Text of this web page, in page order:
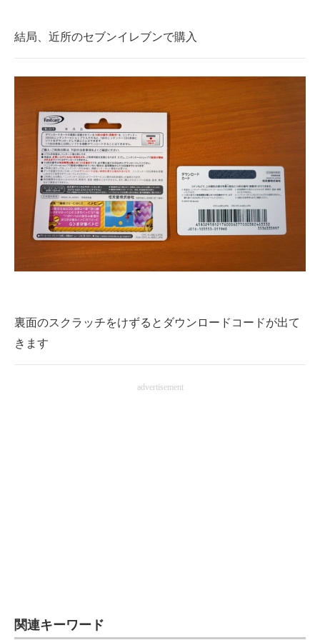
結局、近所のセブンイレブンで購入
裏面のスクラッチをけずるとダウンロードコードが出て
きます
advertisement
関連キーワード